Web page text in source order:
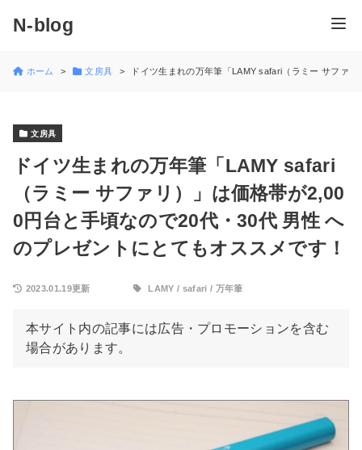
N-blog
ホーム 文房具 ドイツ生まれの万年筆「LAMY safari（ラミー サファ
文房具
ドイツ生まれの万年筆「LAMY safari
（ラミー サファリ）」は価格帯が2,00
0円台と手頃なので20代・30代 男性 へ
のプレゼントにとてもオススメです！
2023.01.19更新 LAMY / safari / 万年筆
本サイト内の記事には広告・プロモーションを含む
場合があります。